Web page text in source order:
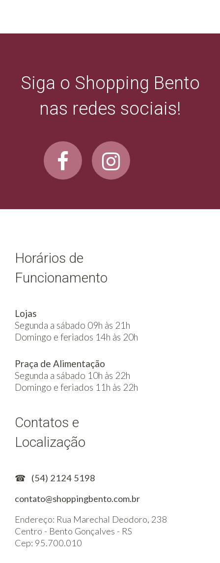
Siga o Shopping Bento
nas redes sociais!
Horários de
Funcionamento
Lojas
Segunda a sábado 09h às 21h
Domingo e feriados 14h às 20h
Praça de Alimentação
Segunda a sábado 10h às 22h
Domingo e feriados 11h às 22h
Contatos e
Localização
☎
(54) 2124 5198
contato@shoppingbento.com.br
Endereço: Rua Marechal Deodoro, 238
Centro - Bento Gonçalves - RS
Cep: 95.700.010